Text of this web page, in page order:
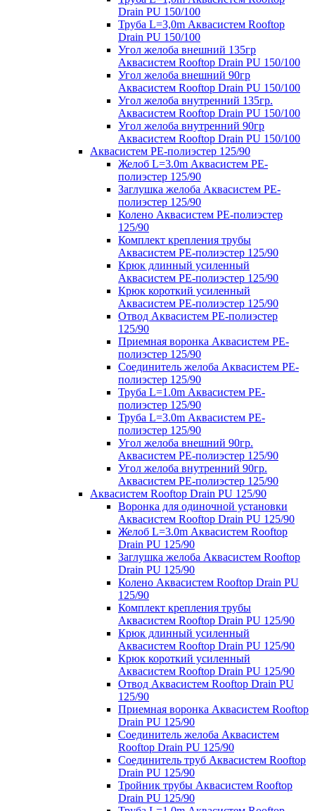
Drain PU 150/100
Труба L=3,0m Аквасистем Rooftop
Drain PU 150/100
Угол желоба внешний 135гр
Аквасистем Rooftop Drain PU 150/100
Угол желоба внешний 90гр
Аквасистем Rooftop Drain PU 150/100
Угол желоба внутренний 135гр.
Аквасистем Rooftop Drain PU 150/100
Угол желоба внутренний 90гр
Аквасистем Rooftop Drain PU 150/100
Аквасистем PE-полиэстер 125/90
Желоб L=3.0m Аквасистем PE-
полиэстер 125/90
Заглушка желоба Аквасистем PE-
полиэстер 125/90
Колено Аквасистем PE-полиэстер
125/90
Комплект крепления трубы
Аквасистем PE-полиэстер 125/90
Крюк длинный усиленный
Аквасистем PE-полиэстер 125/90
Крюк короткий усиленный
Аквасистем PE-полиэстер 125/90
Отвод Аквасистем РЕ-полиэстер
125/90
Приемная воронка Аквасистем PE-
полиэстер 125/90
Соединитель желоба Аквасистем PE-
полиэстер 125/90
Труба L=1.0m Аквасистем PE-
полиэстер 125/90
Труба L=3.0m Аквасистем PE-
полиэстер 125/90
Угол желоба внешний 90гр.
Аквасистем PE-полиэстер 125/90
Угол желоба внутренний 90гр.
Аквасистем PE-полиэстер 125/90
Аквасистем Rooftop Drain PU 125/90
Воронка для одиночной установки
Аквасистем Rooftop Drain PU 125/90
Желоб L=3.0m Аквасистем Rooftop
Drain PU 125/90
Заглушка желоба Аквасистем Rooftop
Drain PU 125/90
Колено Аквасистем Rooftop Drain PU
125/90
Комплект крепления трубы
Аквасистем Rooftop Drain PU 125/90
Крюк длинный усиленный
Аквасистем Rooftop Drain PU 125/90
Крюк короткий усиленный
Аквасистем Rooftop Drain PU 125/90
Отвод Аквасистем Rooftop Drain PU
125/90
Приемная воронка Аквасистем Rooftop
Drain PU 125/90
Соединитель желоба Аквасистем
Rooftop Drain PU 125/90
Соединитель труб Аквасистем Rooftop
Drain PU 125/90
Тройник трубы Аквасистем Rooftop
Drain PU 125/90